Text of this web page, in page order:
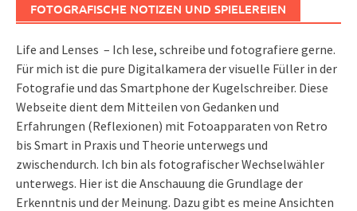
FOTOGRAFISCHE NOTIZEN UND SPIELEREIEN
Life and Lenses – Ich lese, schreibe und fotografiere gerne.
Für mich ist die pure Digitalkamera der visuelle Füller in der
Fotografie und das Smartphone der Kugelschreiber. Diese
Webseite dient dem Mitteilen von Gedanken und
Erfahrungen (Reflexionen) mit Fotoapparaten von Retro
bis Smart in Praxis und Theorie unterwegs und
zwischendurch. Ich bin als fotografischer Wechselwähler
unterwegs. Hier ist die Anschauung die Grundlage der
Erkenntnis und der Meinung. Dazu gibt es meine Ansichten